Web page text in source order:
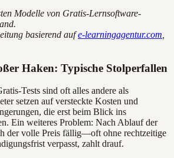
Modelle von Gratis-Lernsoftware-
basierend aufe-learningagentur.com
Haken: Typische Stolperfallen
Tests sind oft alles andere als
setzen auf versteckte Kosten und
die erst beim Blick ins
Ein weiteres Problem: Nach Ablauf der
der volle Preis fällig—oft ohne rechtzeitige
verpasst, zahlt drauf.